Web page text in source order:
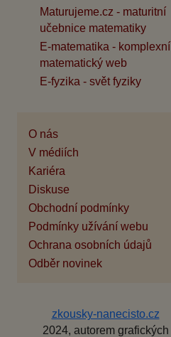
Maturujeme.cz - maturitní
učebnice matematiky
E-matematika - komplexní
matematický web
E-fyzika - svět fyziky
O nás
V médiích
Kariéra
Diskuse
Obchodní podmínky
Podmínky užívání webu
Ochrana osobních údajů
Odběr novinek
zkousky-nanecisto.cz
2024, autorem grafických